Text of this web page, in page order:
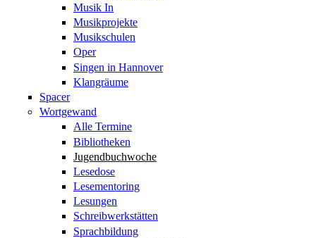
Musik In
Musikprojekte
Musikschulen
Oper
Singen in Hannover
Klangräume
Spacer
Wortgewand
Alle Termine
Bibliotheken
Jugendbuchwoche
Lesedose
Lesementoring
Lesungen
Schreibwerkstätten
Sprachbildung